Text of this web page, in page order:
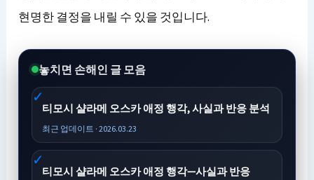
현명한 결정을 내릴 수 있을 것입니다.
놓치면 손해인 글 모음
티모시 샬라메 오스카 애정 행각, 사실과 반응 분석
최근 업데이트 · 2026.03.23
티모시 샬라메 오스카 애정 행각—사실과 반응